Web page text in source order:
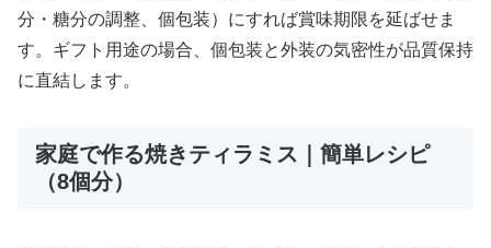
分・糖分の調整、個包装）にすれば賞味期限を延ばせま
す。ギフト用途の場合、個包装と外装の気密性が品質保持
に直結します。
家庭で作る焼きティラミス｜簡単レシピ
（8個分）